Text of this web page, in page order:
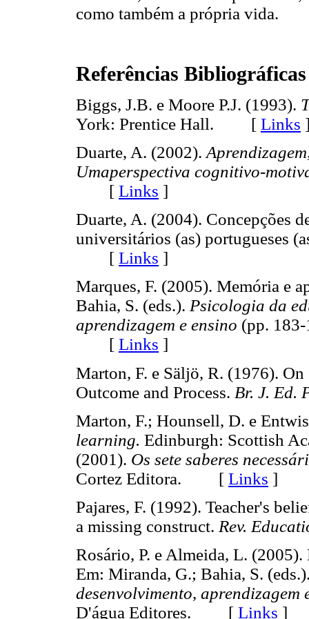
como também a própria vida.
Referências Bibliográficas
Biggs, J.B. e Moore P.J. (1993).
York: Prentice Hall. [ Links
Duarte, A. (2002).
Umaperspectiva cognitivo-
[ Links ]
Duarte, A. (2004). Concepções
universitários (as) portugueses
[ Links ]
Marques, F. (2005). Memória e
Bahia, S. (eds.). Psicologia da
aprendizagem e ensino (pp.
[ Links ]
Marton, F. e Säljö, R. (1976).
Outcome and Process. Br. J. Ed.
Marton, F.; Hounsell, D. e
learning. Edinburgh: Scottish
(2001). Os sete saberes
Cortez Editora. [ Links ]
Pajares, F. (1992). Teacher's
a missing construct. Rev.
Rosário, P. e Almeida, L.
Em: Miranda, G.; Bahia, S.
desenvolvimento, aprendizagem
D'água Editores. [ Links ]